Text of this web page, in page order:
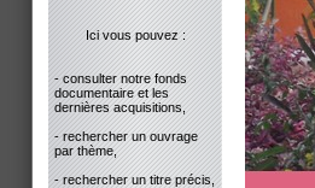
Ici vous pouvez :
- consulter notre fonds
documentaire et les
dernières acquisitions,
- rechercher un ouvrage
par thème,
- rechercher un titre précis,